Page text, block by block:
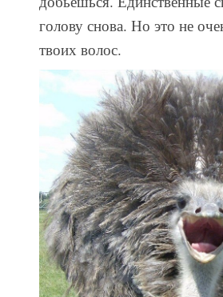
голову снова. Но это не
твоих волос.